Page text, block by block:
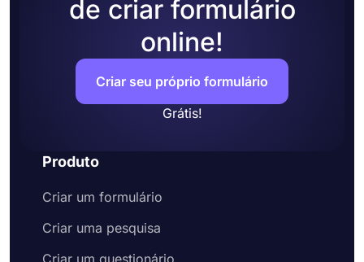
de criar formulário
online!
Criar seu próprio formulário
Grátis!
Produto
Criar um formulário
Criar uma pesquisa
Criar um questionário